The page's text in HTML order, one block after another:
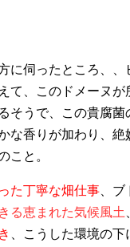
に伺ったところ、、
て、このドメーヌ
そうで、この貴腐菌
な香りが加わり、絶
こと。
た丁寧な畑仕事 、
る恵まれた気候風土
、こうした環境の